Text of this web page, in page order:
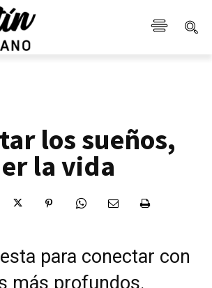
los sueños,
la vida
para conectar con
más profundos.